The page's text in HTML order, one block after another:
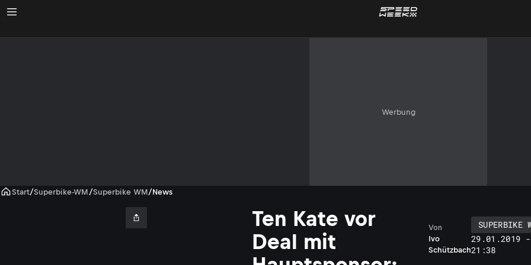
Werbung
Start/Superbike-WM /Superbike WM/News
Ten Kate vor
Deal mit
Ivo
Schützbach
Von
SUPERBIKE
29.01.2019 -
21:38